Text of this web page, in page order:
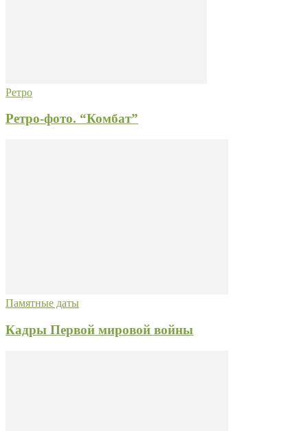
Ретро
Ретро-фото. “Комбат”
Памятные даты
Кадры Первой мировой войны